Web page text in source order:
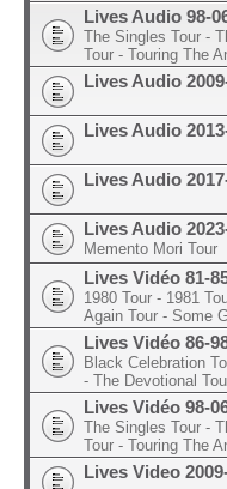
Lives Audio 98-
The Singles Tour -
Tour - Touring The
Lives Audio
Lives Audio
Lives Audio
Lives Audio
Memento Mori Tour
Lives Vidéo 81-
1980 Tour - 1981
Again Tour - Some
Lives Vidéo 86-
Black Celebration
- The Devotional
Lives Vidéo 98-
The Singles Tour -
Tour - Touring The
Lives Video